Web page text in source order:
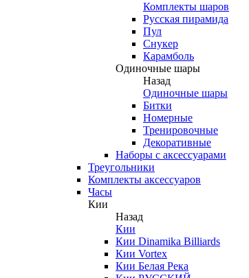
Комплекты шаров
Русская пирамида
Пул
Снукер
Карамболь
Одиночные шары
Назад
Одиночные шары
Битки
Номерные
Тренировочные
Декоративные
Наборы с аксессуарами
Треугольники
Комплекты аксессуаров
Часы
Кии
Назад
Кии
Кии Dinamika Billiards
Кии Vortex
Кии Белая Река